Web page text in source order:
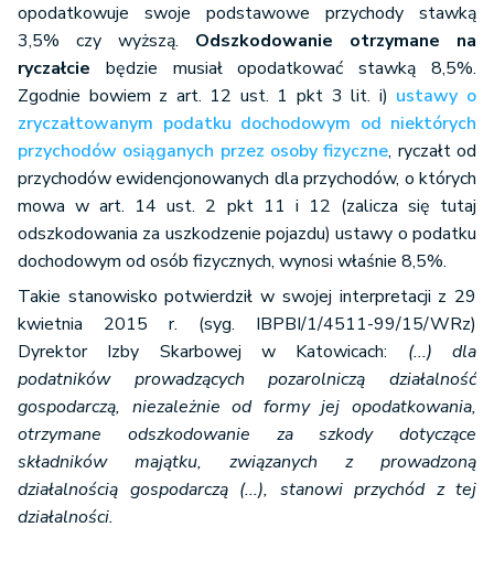
opodatkowuje swoje podstawowe przychody stawką
3,5% czy wyższą. Odszkodowanie otrzymane na
ryczałcie będzie musiał opodatkować stawką 8,5%.
Zgodnie bowiem z art. 12 ust. 1 pkt 3 lit. i) ustawy o
zryczałtowanym podatku dochodowym od niektórych
przychodów osiąganych przez osoby fizyczne, ryczałt od
przychodów ewidencjonowanych dla przychodów, o których
mowa w art. 14 ust. 2 pkt 11 i 12 (zalicza się tutaj
odszkodowania za uszkodzenie pojazdu) ustawy o podatku
dochodowym od osób fizycznych, wynosi właśnie 8,5%.
Takie stanowisko potwierdził w swojej interpretacji z 29
kwietnia 2015 r. (syg. IBPBI/1/4511-99/15/WRz)
Dyrektor Izby Skarbowej w Katowicach: (...) dla
podatników prowadzących pozarolniczą działalność
gospodarczą, niezależnie od formy jej opodatkowania,
otrzymane odszkodowanie za szkody dotyczące
składników majątku, związanych z prowadzoną
działalnością gospodarczą (...), stanowi przychód z tej
działalności.